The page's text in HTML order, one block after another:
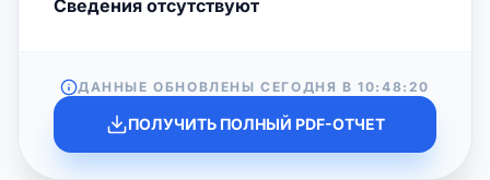
Cведения отсутствуют
ДАННЫЕ ОБНОВЛЕНЫ СЕГОДНЯ В10:48:20
ПОЛУЧИТЬ ПОЛНЫЙ PDF-ОТЧЕТ